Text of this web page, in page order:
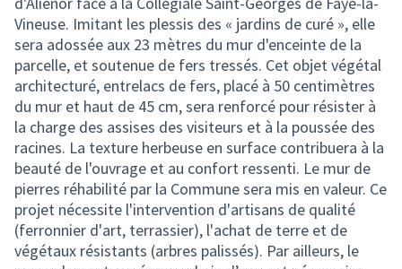
Vineuse. Imitant les plessis des « jardins de curé », elle
sera adossée aux 23 mètres du mur d'enceinte de la
parcelle, et soutenue de fers tressés. Cet objet végétal
architecturé, entrelacs de fers, placé à 50 centimètres
du mur et haut de 45 cm, sera renforcé pour résister à
la charge des assises des visiteurs et à la poussée des
racines. La texture herbeuse en surface contribuera à la
beauté de l'ouvrage et au confort ressenti. Le mur de
pierres réhabilité par la Commune sera mis en valeur. Ce
projet nécessite l'intervention d'artisans de qualité
(ferronnier d'art, terrassier), l'achat de terre et de
végétaux résistants (arbres palissés). Par ailleurs, le